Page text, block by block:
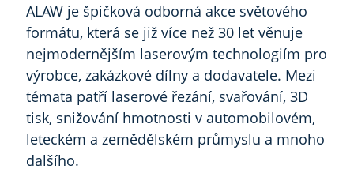
ALAW je špičková odborná akce světového
formátu, která se již více než 30 let věnuje
nejmodernějším laserovým technologiím pro
výrobce, zakázkové dílny a dodavatele. Mezi
témata patří laserové řezání, svařování, 3D
tisk, snižování hmotnosti v automobilovém,
leteckém a zemědělském průmyslu a mnoho
dalšího.